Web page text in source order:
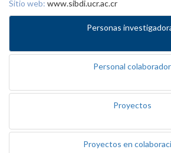
Sitio web: www.sibdi.ucr.ac.cr
Personas
Personal colaborador
Proyectos
Proyectos en